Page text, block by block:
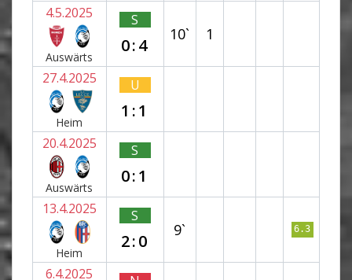
4.5.2025
Auswärts
S
0:4
10` 1
27.4.2025
Heim
U
1:1
20.4.2025
Auswärts
S
0:1
13.4.2025
Heim
S
2:0
9` 6.3
6.4.2025